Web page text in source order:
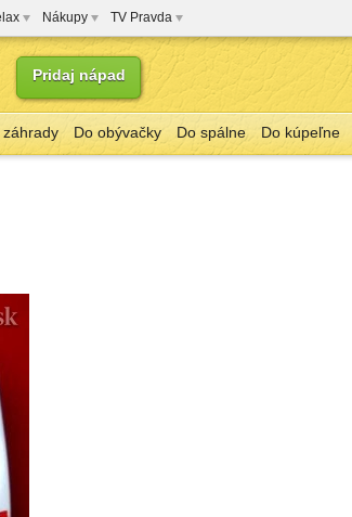
Nákupy TV Pravda
Pridaj nápad
záhrady Do obývačky Do spálne Do kúpeľne